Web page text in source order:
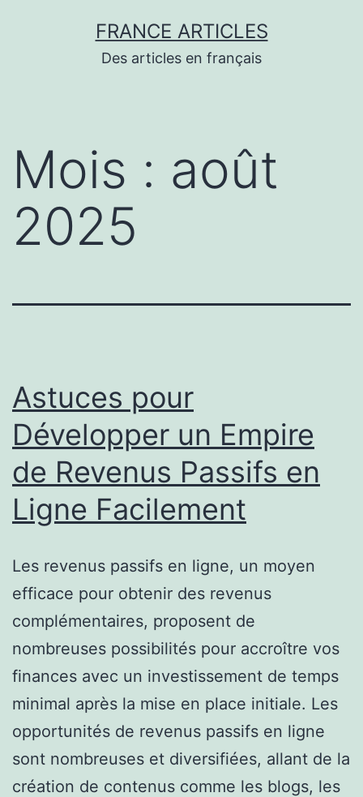
FRANCE ARTICLES
Des articles en français
Mois : août
2025
Astuces pour
Développer un Empire
de Revenus Passifs en
Ligne Facilement
Les revenus passifs en ligne, un moyen
efficace pour obtenir des revenus
complémentaires, proposent de
nombreuses possibilités pour accroître vos
finances avec un investissement de temps
minimal après la mise en place initiale. Les
opportunités de revenus passifs en ligne
sont nombreuses et diversifiées, allant de la
création de contenus comme les blogs, les